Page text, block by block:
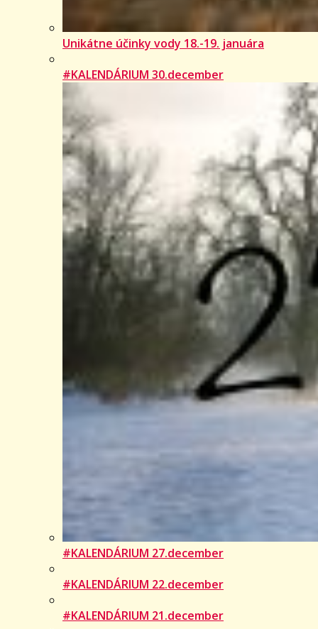
Unikátne účinky vody 18.-19. januára
#KALENDÁRIUM 30.december
#KALENDÁRIUM 27.december
#KALENDÁRIUM 22.december
#KALENDÁRIUM 21.december